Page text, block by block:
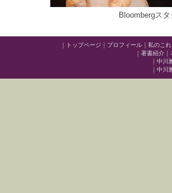
Bloombergス
｜ トップページ ｜ プロフィール｜ 私のこ
｜ 著書紹介｜
｜ 中川
｜ 中川